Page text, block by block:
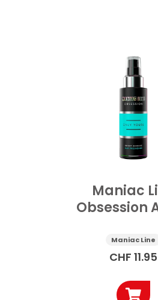
Maniac
Obsession
Yours 150
Maniac Line
CHF 11.95